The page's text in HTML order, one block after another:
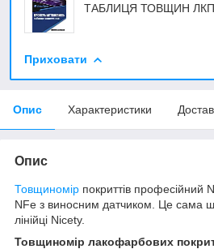
ТАБЛИЦЯ ТОВЩИН ЛКП
Приховати
Опис Характеристики
Опис
Товщиномір покриттів професійний
NFe з виносним датчиком. Це сама
лінійці Nicety.
Товщиномір лакофарбових